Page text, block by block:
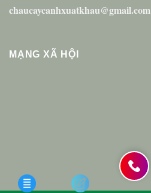
chaucaycanhxuatkhau@gmail.com
MẠNG XÃ HỘI